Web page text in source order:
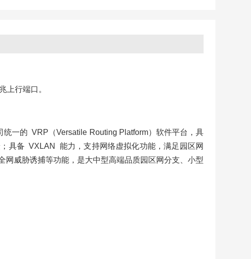
上行端口。
一的 VRP（Versatile Routing Platform）软件平台，具
具备 VXLAN 能力，支持网络虚拟化功能，满足园区网
威胁诱捕等功能，是大中型高端品质园区网分支、小型